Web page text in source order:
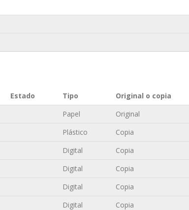
Estado Tipo Original o copia
Papel Original
Plástico Copia
Digital Copia
Digital Copia
Digital Copia
Digital Copia